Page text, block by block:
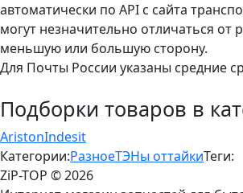
автоматически по API с сайта
могут незначительно отличаться от
меньшую или большую сторону.
Для Почты России указаны средние
Подборки товаров в
AristonIndesit
Категории:РазноеТЭНы оттайкиТеги:
ZiP-TOP © 2026